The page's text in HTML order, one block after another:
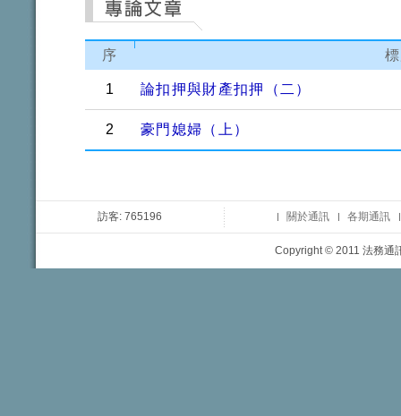
序
1 論扣押與財產扣押（二）
2 豪門媳婦（上）
訪客: 765196 關於通訊 各期通訊
Copyright © 2011 法務